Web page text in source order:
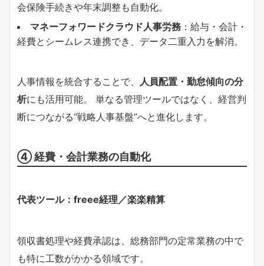
会保険手続きや年末調整も自動化。
マネーフォワードクラウド人事労務 ：給与・会計・
経費とシームレス連携でき、データ二重入力を解消。
人事情報を統合することで、
人員配置・勤怠傾向の分
析にも活用可能。 単なる管理ツールではなく、経営判
断につながる“戦略人事基盤”へと進化します。
④ 経費・会計業務の自動化
代表ツール：freee経理／楽楽精算
領収書処理や経費承認は、総務部門の定常業務の中で
も特に工数がかかる領域です。